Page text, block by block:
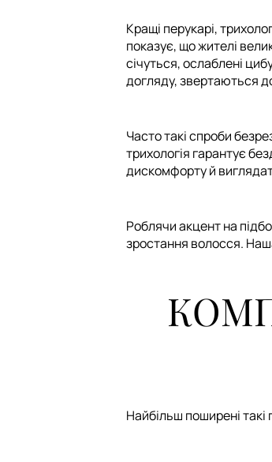
Кращі перукарі,
показує, що жителі
січуться, ослаблені
догляду, звертаються
Часто такі спроби
трихологія гарантує
дискомфорту й
Роблячи акцент на
зростання волосся.
Найбільш поширені